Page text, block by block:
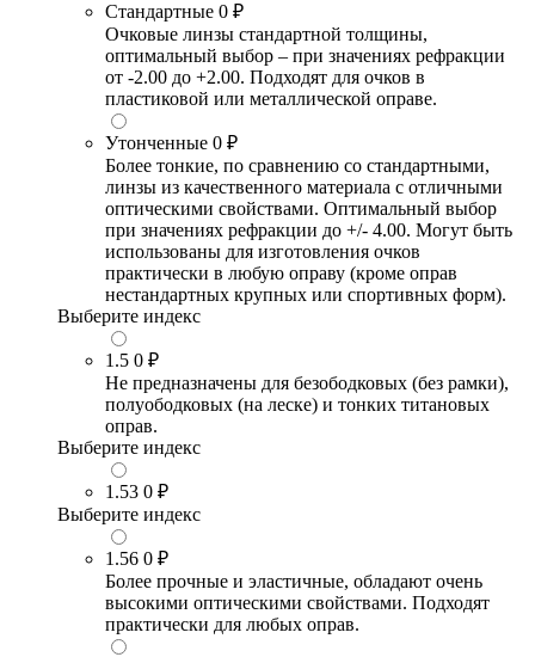
Стандартные 0 ₽
Очковые линзы стандартной толщины,
оптимальный выбор – при значениях рефракции
от -2.00 до +2.00. Подходят для очков в
пластиковой или металлической оправе.
Утонченные 0 ₽
Более тонкие, по сравнению со стандартными,
линзы из качественного материала с отличными
оптическими свойствами. Оптимальный выбор
при значениях рефракции до +/- 4.00. Могут быть
использованы для изготовления очков
практически в любую оправу (кроме оправ
нестандартных крупных или спортивных форм).
Выберите индекс
1.5 0 ₽
Не предназначены для безободковых (без рамки),
полуободковых (на леске) и тонких титановых
оправ.
Выберите индекс
1.53 0 ₽
Выберите индекс
1.56 0 ₽
Более прочные и эластичные, обладают очень
высокими оптическими свойствами. Подходят
практически для любых оправ.